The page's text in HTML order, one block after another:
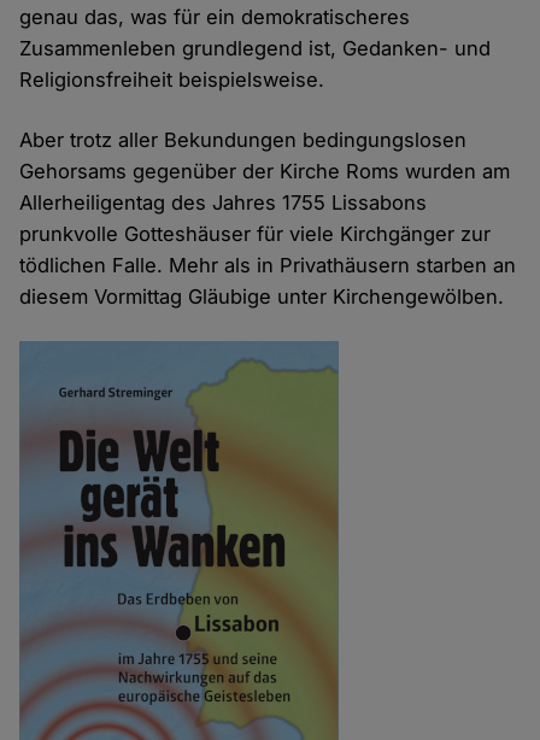
genau das, was für ein demokratischeres
Zusammenleben grundlegend ist, Gedanken- und
Religionsfreiheit beispielsweise.
Aber trotz aller Bekundungen bedingungslosen
Gehorsams gegenüber der Kirche Roms wurden am
Allerheiligentag des Jahres 1755 Lissabons
prunkvolle Gotteshäuser für viele Kirchgänger zur
tödlichen Falle. Mehr als in Privathäusern starben an
diesem Vormittag Gläubige unter Kirchengewölben.